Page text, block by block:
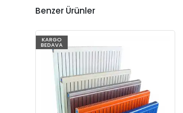
Benzer Ürünler
KARGO
BEDAVA